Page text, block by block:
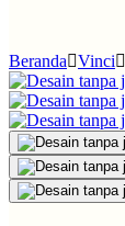
Beranda Vinci